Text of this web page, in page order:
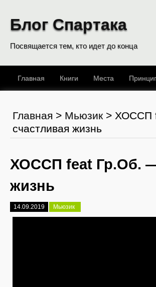
Блог Спартака
Посвящается тем, кто идет до конца
Главная Книги Места
Главная > Мьюзик > ХОССП
счастливая жизнь
ХОССП feat Гр.Об. —
жизнь
14.09.2019 Мьюзик